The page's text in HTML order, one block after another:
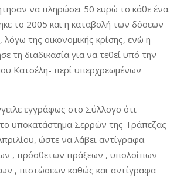
να πληρώσει 50 ευρώ το κάθε ένα.
το 2005 και η καταβολή των δόσεων
της οικονομικής κρίσης, ενώ η
τη διαδικασία για να τεθεί υπό την
Κατσέλη- περί υπερχρεωμένων
εγγράφως στο Σύλλογο ότι
υποκατάστημα Σερρών της Τράπεζας
ώστε να λάβει αντίγραφα
, πρόσθετων πράξεων , υπολοίπων
, πιστώσεων καθώς και αντίγραφα